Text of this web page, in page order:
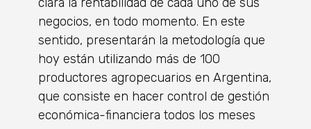
negocios, en todo momento. En este
sentido, presentarán la metodología que
hoy están utilizando más de 100
productores agropecuarios en Argentina,
que consiste en hacer control de gestión
económica-financiera todos los meses